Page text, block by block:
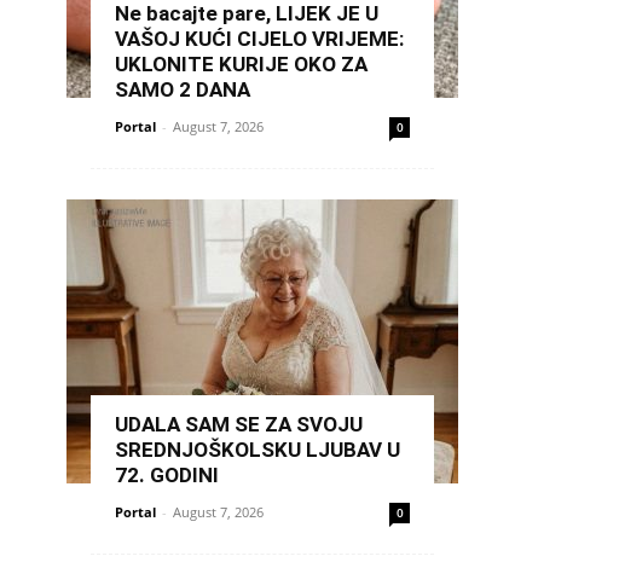
Ne bacajte pare, LIJEK JE U
VAŠOJ KUĆI CIJELO VRIJEME:
UKLONITE KURIJE OKO ZA
SAMO 2 DANA
Portal - August 7, 2026 0
UDALA SAM SE ZA SVOJU
SREDNJOŠKOLSKU LJUBAV U
72. GODINI
Portal - August 7, 2026 0